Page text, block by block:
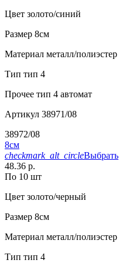
Цвет золото/синий
Размер 8см
Материал металл/полиэстер
Тип тип 4
Прочее тип 4 автомат
Артикул 38971/08
38972/08
8см
checkmark_alt_circleВыбрать
48.36 р.
По 10 шт
Цвет золото/черный
Размер 8см
Материал металл/полиэстер
Тип тип 4